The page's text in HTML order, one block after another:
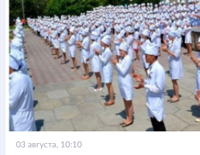
03 августа, 10:10